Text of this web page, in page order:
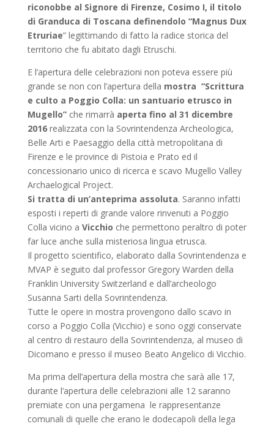
riconobbe al Signore di Firenze, Cosimo I, il titolo
di Granduca di Toscana definendolo “Magnus Dux
Etruriae” legittimando di fatto la radice storica del
territorio che fu abitato dagli Etruschi.
E l’apertura delle celebrazioni non poteva essere più
grande se non con l’apertura della mostra “Scrittura
e culto a Poggio Colla: un santuario etrusco in
Mugello”che rimarrà aperta fino al 31 dicembre
2016realizzata con la Sovrintendenza Archeologica,
Belle Arti e Paesaggio della città metropolitana di
Firenze e le province di Pistoia e Prato ed il
concessionario unico di ricerca e scavo Mugello Valley
Archaelogical Project.
Si tratta di un’anteprima assoluta. Saranno infatti
esposti i reperti di grande valore rinvenuti a Poggio
Colla vicino a Vicchio che permettono peraltro di poter
far luce anche sulla misteriosa lingua etrusca.
Il progetto scientifico, elaborato dalla Sovrintendenza e
MVAP è seguito dal professor Gregory Warden della
Franklin University Switzerland e dall’archeologo
Susanna Sarti della Sovrintendenza.
Tutte le opere in mostra provengono dallo scavo in
corso a Poggio Colla (Vicchio) e sono oggi conservate
al centro di restauro della Sovrintendenza, al museo di
Dicomano e presso il museo Beato Angelico di Vicchio.
Ma prima dell’apertura della mostra che sarà alle 17,
durante l‘apertura delle celebrazioni alle 12 saranno
premiate con una pergamena le rappresentanze
comunali di quelle che erano le dodecapoli della lega